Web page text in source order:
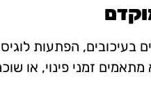
בעיכובים, הפתעות
זמני פינוי, או